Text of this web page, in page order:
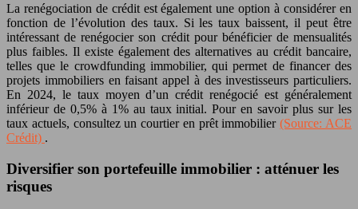
La renégociation de crédit est également une option à considérer en
fonction de l’évolution des taux. Si les taux baissent, il peut être
intéressant de renégocier son crédit pour bénéficier de mensualités
plus faibles. Il existe également des alternatives au crédit bancaire,
telles que le crowdfunding immobilier, qui permet de financer des
projets immobiliers en faisant appel à des investisseurs particuliers.
En 2024, le taux moyen d’un crédit renégocié est généralement
inférieur de 0,5% à 1% au taux initial. Pour en savoir plus sur les
taux actuels, consultez un courtier en prêt immobilier(Source: ACE
Crédit) .
Diversifier son portefeuille immobilier : atténuer les
risques